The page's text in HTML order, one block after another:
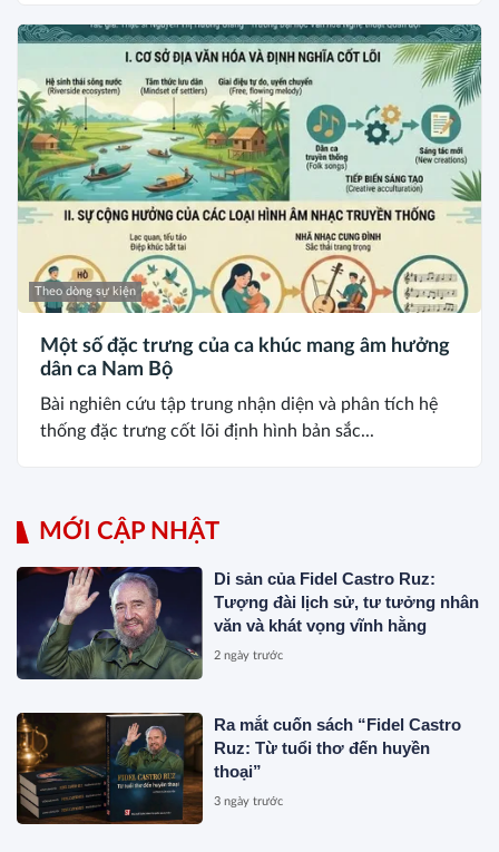
Theo dòng sự kiện
Một số đặc trưng của ca khúc mang âm hưởng
dân ca Nam Bộ
Bài nghiên cứu tập trung nhận diện và phân tích hệ
thống đặc trưng cốt lõi định hình bản sắc...
MỚI CẬP NHẬT
Di sản của Fidel Castro Ruz:
Tượng đài lịch sử, tư tưởng nhân
văn và khát vọng vĩnh hằng
2 ngày trước
Ra mắt cuốn sách “Fidel Castro
Ruz: Từ tuổi thơ đến huyền
thoại”
3 ngày trước